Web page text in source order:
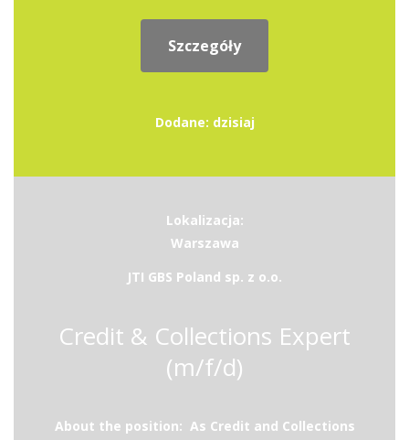
Szczegóły
Dodane: dzisiaj
Lokalizacja:
Warszawa
JTI GBS Poland sp. z o.o.
Credit & Collections Expert
(m/f/d)
About the position: As Credit and Collections